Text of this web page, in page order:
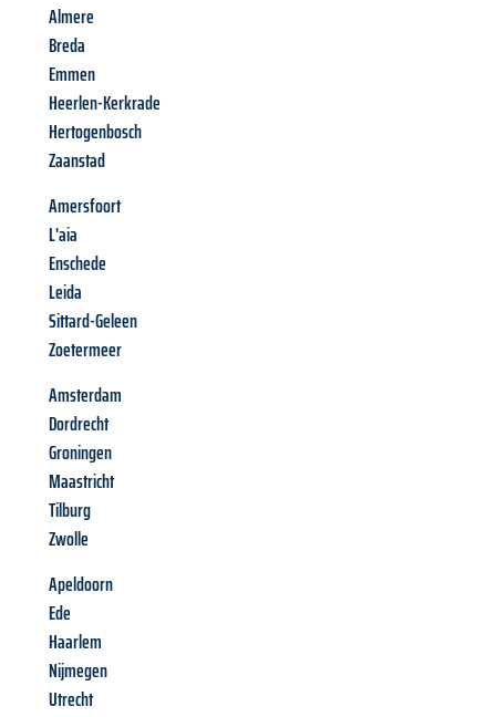
Almere
Breda
Emmen
Heerlen-Kerkrade
Hertogenbosch
Zaanstad
Amersfoort
L'aia
Enschede
Leida
Sittard-Geleen
Zoetermeer
Amsterdam
Dordrecht
Groningen
Maastricht
Tilburg
Zwolle
Apeldoorn
Ede
Haarlem
Nijmegen
Utrecht